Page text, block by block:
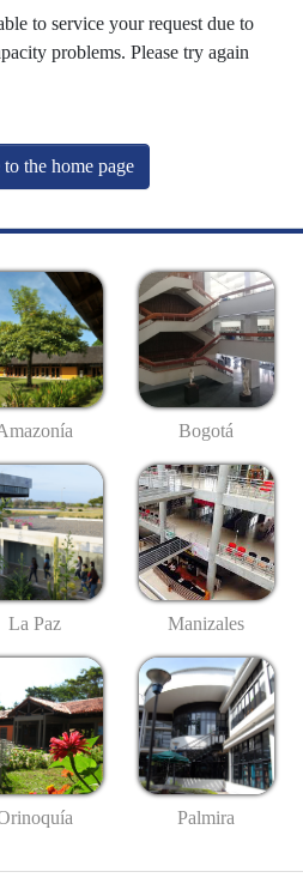
to service your request due to
problems. Please try again
to the home page
Bogotá
La Paz Manizales
Palmira